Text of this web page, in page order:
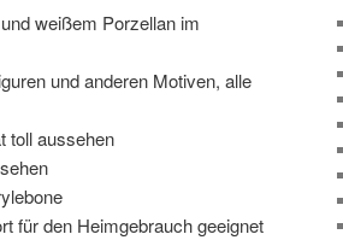
weißem Porzellan im
und anderen Motiven, alle
toll aussehen
für den Heimgebrauch geeignet